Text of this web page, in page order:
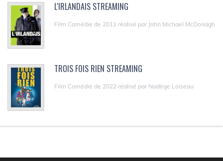
L'IRLANDAIS STREAMING
Film Comédie de 2011 réalisé par John Michael McDonagh
TROIS FOIS RIEN STREAMING
Film Comédie de 2022 réalisé par Nadège Loiseau